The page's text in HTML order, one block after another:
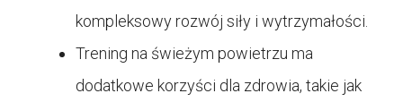
kompleksowy rozwój siły i wytrzymałości.
Trening na świeżym powietrzu ma
dodatkowe korzyści dla zdrowia, takie jak